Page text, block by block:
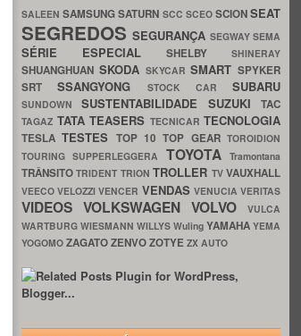
SALEENSAMSUNGSATURN SCC SCEO SCIONSEAT
SEGREDOSSEGURANÇA SEGWAYSEMA
SÉRIE ESPECIAL SHELBY SHINERAY
SHUANGHUAN SKODA SKYCARSMART SPYKER
SRTSSANGYONG STOCK CAR SUBARU
SUNDOWNSUSTENTABILIDADE SUZUKITAC
TAGAZ TATA TEASERS TECNICAR TECNOLOGIA
TESLATESTES TOP 10TOP GEARTOROIDION
TOURING SUPPERLEGGERA TOYOTATramontana
TRÂNSITOTRIDENT TRIONTROLLER TVVAUXHALL
VEECOVELOZZIVENCER VENDAS VENUCIAVERITAS
VIDEOS VOLKSWAGEN VOLVO
VULCA
WARTBURG WIESMANN WILLYS Wuling YAMAHA YEMA
YOGOMO ZAGATOZENVOZOTYE ZX AUTO